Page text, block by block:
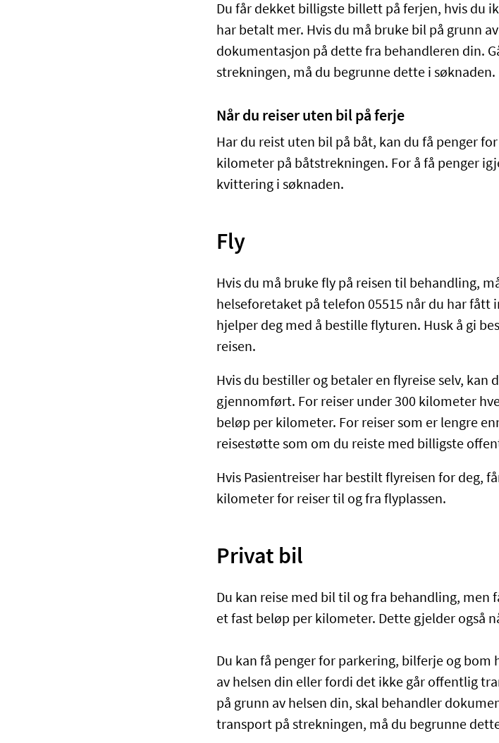
Du får dekket billigste billett på ferjen, hvis du
har betalt mer. Hvis du må bruke bil på grunn
dokumentasjon på dette fra behandleren din.
strekningen, må du begrunne dette i søknaden.
Når du reiser uten bil på ferje
Har du reist uten bil på båt, kan du få penger
kilometer på båtstrekningen. For å få penger
kvittering i søknaden.
Fly
Hvis du må bruke fly på reisen til behandling,
helseforetaket på telefon 05515 når du har
hjelper deg med å bestille flyturen. Husk å gi
reisen.
Hvis du bestiller og betaler en flyreise selv,
gjennomført. For reiser under 300 kilometer
beløp per kilometer. For reiser som er lengre
reisestøtte som om du reiste med billigste
Hvis Pasientreiser har bestilt flyreisen for deg,
kilometer for reiser til og fra flyplassen.
Privat bil
Du kan reise med bil til og fra behandling, men
et fast beløp per kilometer. Dette gjelder også
Du kan få penger for parkering, bilferje og bom
av helsen din eller fordi det ikke går offentlig
på grunn av helsen din, skal behandler
transport på strekningen, må du begrunne